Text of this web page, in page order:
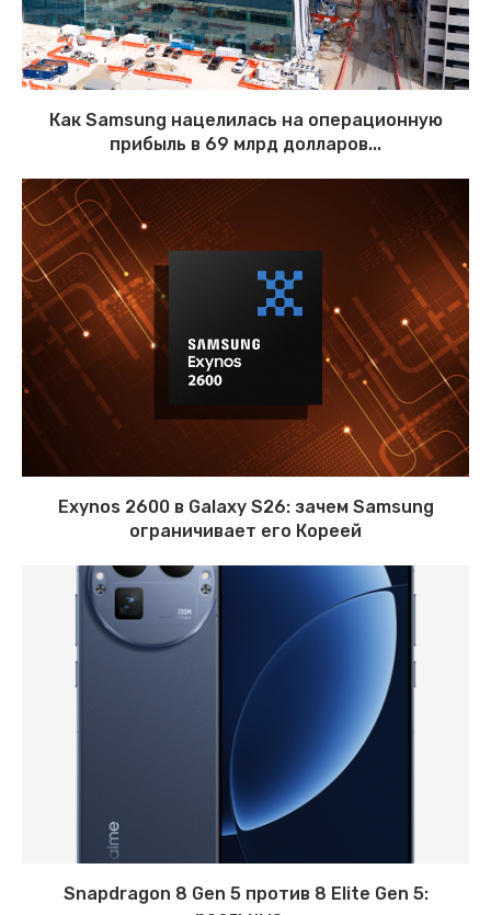
Как Samsung нацелилась на операционную
прибыль в 69 млрд долларов...
Exynos 2600 в Galaxy S26: зачем Samsung
ограничивает его Кореей
Snapdragon 8 Gen 5 против 8 Elite Gen 5: